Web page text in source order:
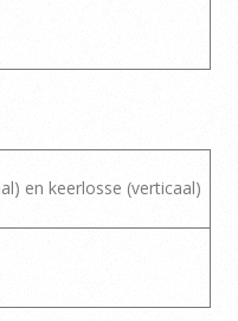
en keerlosse (verticaal)